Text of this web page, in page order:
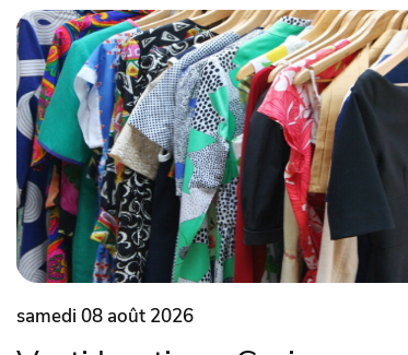
samedi 08 août 2026